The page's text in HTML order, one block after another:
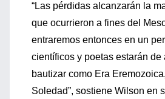
“Las pérdidas alcanzarán la
que ocurrieron a fines del
entraremos entonces en un
científicos y poetas estarán de
bautizar como Era
Soledad”, sostiene Wilson en